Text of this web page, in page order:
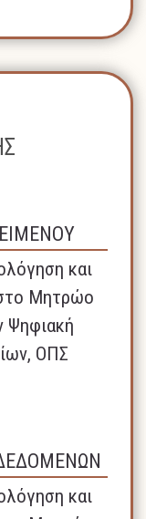
και
Μητρώο
Ψηφιακή
ΟΠΣ
και